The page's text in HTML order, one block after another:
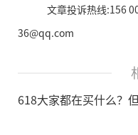
文章投诉热线:156
36@qq.com
618大家都在买什么？